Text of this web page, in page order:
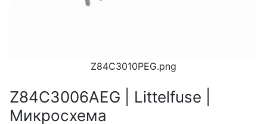
Z84C3010PEG.png
Z84C3006AEG | Littelfuse |
Микросхема